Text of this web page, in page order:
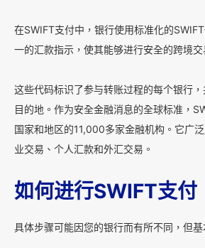
在SWIFT支付中，银行使用标准化的
一的汇款指示，使其能够进行安全的跨境交
这些代码标识了参与转账过程的每个银行
目的地。作为安全金融消息的全球标准，
国家和地区的11,000多家金融机构。它广
业交易、个人汇款和外汇交易。
如何进行SWIFT支付
具体步骤可能因您的银行而有所不同，但基